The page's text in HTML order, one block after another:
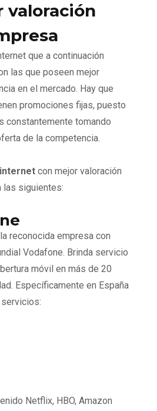
valoración
que a continuación
las que poseen mejor
en el mercado. Hay que
promociones fijas, puesto
constantemente tomando
de la competencia.
con mejor valoración
las siguientes:
reconocida empresa con
Vodafone. Brinda servicio
móvil en más de 20
Específicamente en España
Netflix, HBO, Amazon